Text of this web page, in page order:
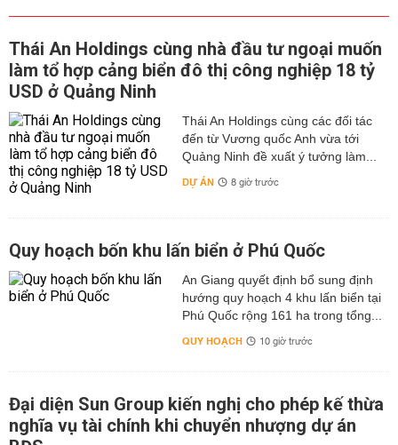
Thái An Holdings cùng nhà đầu tư ngoại muốn
làm tổ hợp cảng biển đô thị công nghiệp 18 tỷ
USD ở Quảng Ninh
Thái An Holdings cùng các đối tác
đến từ Vương quốc Anh vừa tới
Quảng Ninh đề xuất ý tưởng làm...
DỰ ÁN 8 giờ trước
Quy hoạch bốn khu lấn biển ở Phú Quốc
An Giang quyết định bổ sung định
hướng quy hoạch 4 khu lấn biển tại
Phú Quốc rộng 161 ha trong tổng...
QUY HOẠCH 10 giờ trước
Đại diện Sun Group kiến nghị cho phép kế thừa
nghĩa vụ tài chính khi chuyển nhượng dự án